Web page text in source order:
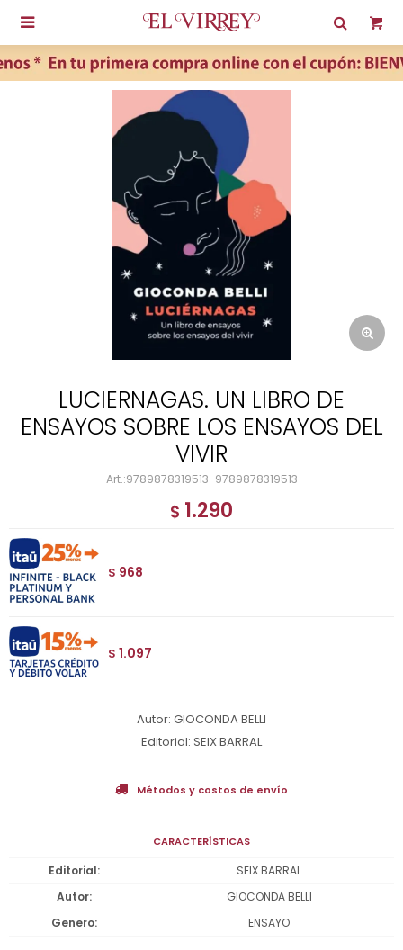

LUCIERNAGAS. UN LIBRO DE
ENSAYOS SOBRE LOS ENSAYOS DEL
VIVIR
9789878319513-9789878319513
$ 1.290
$ 968
$ 1.097
Autor: GIOCONDA BELLI
Editorial: SEIX BARRAL
Métodos y costos de envío
CARACTERÍSTICAS
Editorial
SEIX BARRAL
Autor
GIOCONDA BELLI
Genero
ENSAYO